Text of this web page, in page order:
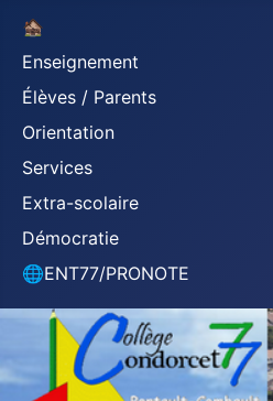
🏚
Enseignement
Élèves / Parents
Orientation
Services
Extra-scolaire
Démocratie
🌐ENT77/PRONOTE